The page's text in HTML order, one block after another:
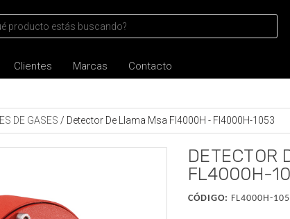
Clientes Marcas Contacto
DE GASES / Detector De Llama Msa Fl4000H - Fl4000H-1053
FL4000H-
CÓDIGO: FL4000H-